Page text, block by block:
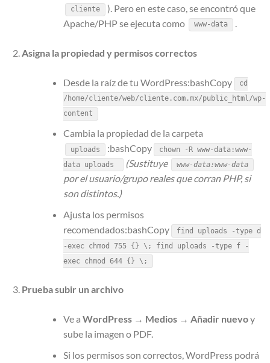
cliente
). Pero en este caso, se encontró que
Apache/PHP se ejecuta como
www-data .
Asigna la propiedad y permisos correctos
Desde la raíz de tu WordPress:bashCopy
cd
/home/cliente/web/cliente.com.mx/public_html/wp-
content
Cambia la propiedad de la carpeta
uploads :bashCopy
chown -R www-data:www-
data uploads
(Sustituye www-data:www-data
por el usuario/grupo reales que corran PHP, si
son distintos.)
Ajusta los permisos
recomendados:bashCopy
find uploads -type d
-exec chmod 755 {} \; find uploads -type f -
exec chmod 644 {} \;
Prueba subir un archivo
Ve a WordPress→ Medios→ Añadir nuevoy
sube la imagen o PDF.
Si los permisos son correctos, WordPress podrá